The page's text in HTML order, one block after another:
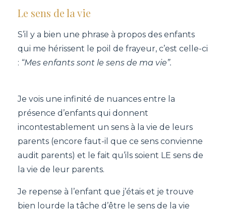
Le sens de la vie
S’il y a bien une phrase à propos des enfants
qui me hérissent le poil de frayeur, c’est celle-ci
: “Mes enfants sont le sens de ma vie”.
Je vois une infinité de nuances entre la
présence d’enfants qui donnent
incontestablement un sens à la vie de leurs
parents (encore faut-il que ce sens convienne
audit parents) et le fait qu’ils soient LE sens de
la vie de leur parents.
Je repense à l’enfant que j’étais et je trouve
bien lourde la tâche d’être le sens de la vie